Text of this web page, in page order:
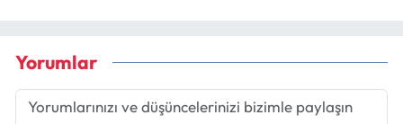
Yorumlar